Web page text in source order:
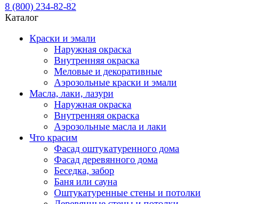
8 (800) 234-82-82
Каталог
Краски и эмали
Наружная окраска
Внутренняя окраска
Меловые и декоративные
Аэрозольные краски и эмали
Масла, лаки, лазури
Наружная окраска
Внутренняя окраска
Аэрозольные масла и лаки
Что красим
Фасад оштукатуренного дома
Фасад деревянного дома
Беседка, забор
Баня или сауна
Оштукатуренные стены и потолки